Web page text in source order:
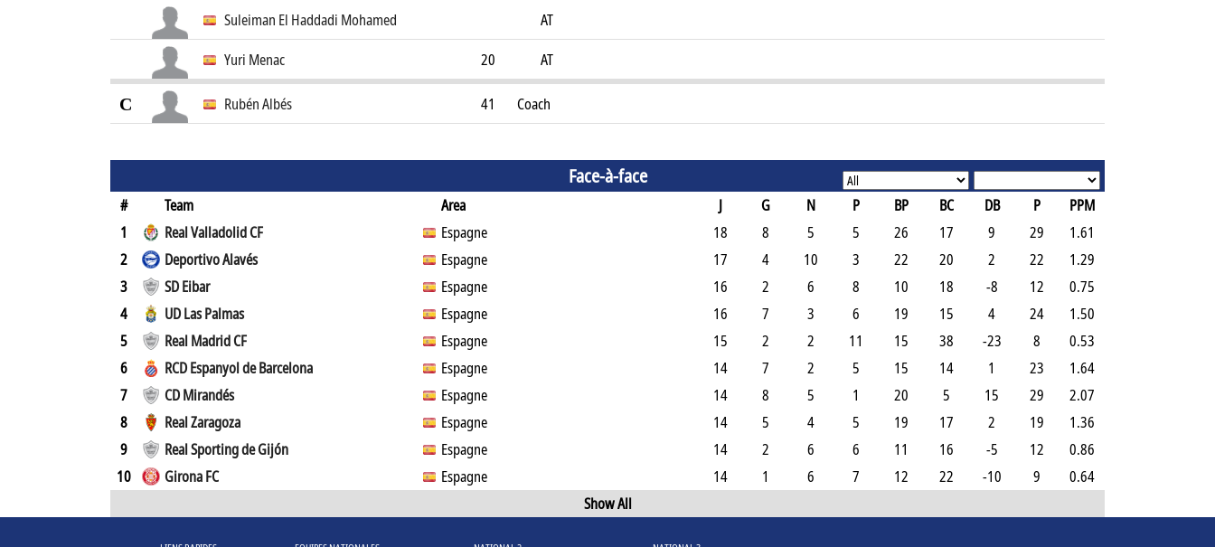
Suleiman El Haddadi Mohamed
AT
Yuri Menac
20 AT
C Rubén Albés 41 Coach
Face-à-face
# Team Area J G N P BP BC DB P
PPM
1
Real Valladolid CF Espagne 18 8 5 5 26 17 9 29
1.61
2
Deportivo Alavés Espagne 17 4 10 3 22 20 2 22
1.29
3
SD Eibar Espagne 16 2 6 8 10 18 -8 12
0.75
4
UD Las Palmas Espagne 16 7 3 6 19 15 4 24
1.50
5
Real Madrid CF Espagne 15 2 2 11 15 38 -23 8
0.53
6
RCD Espanyol de Barcelona Espagne 14 7 2 5 15 14 1 23
1.64
7
CD Mirandés Espagne 14 8 5 1 20 5 15 29
2.07
8
Real Zaragoza Espagne 14 5 4 5 19 17 2 19
1.36
9
Real Sporting de Gijón Espagne 14 2 6 6 11 16 -5 12
0.86
10
Girona FC Espagne 14 1 6 7 12 22 -10 9
0.64
Show All